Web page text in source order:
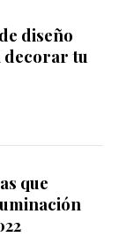
diseño
decorar tu
que